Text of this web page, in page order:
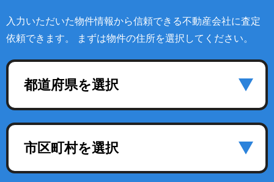
入力いただいた物件情報から信頼できる不動産会社に査定
依頼できます。 まずは物件の住所を選択してください。
都道府県を選択
市区町村を選択